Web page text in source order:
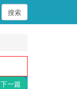
下一篇